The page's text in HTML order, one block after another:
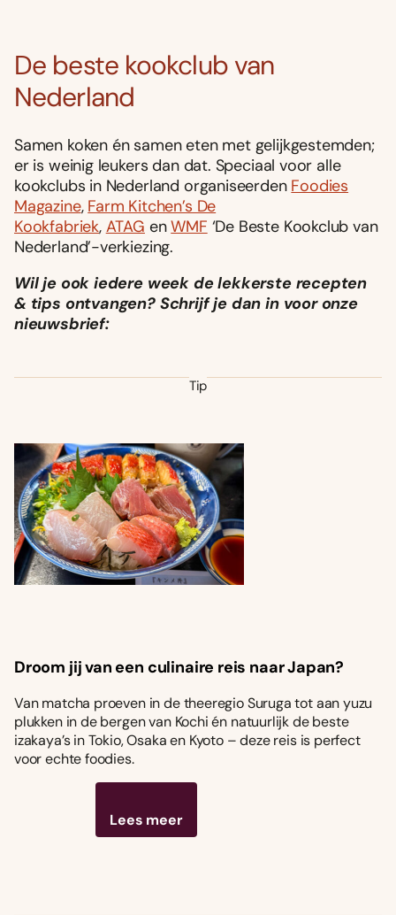
De beste kookclub van
Nederland
Samen koken én samen eten met gelijkgestemden;
er is weinig leukers dan dat. Speciaal voor alle
kookclubs in Nederland organiseerden Foodies
Magazine, Farm Kitchen’s De
Kookfabriek, ATAG enWMF ‘De Beste Kookclub van
Nederland’-verkiezing.
Wil je ook iedere week de lekkerste recepten
& tips ontvangen? Schrijf je dan in voor onze
nieuwsbrief:
Tip
Droom jij van een culinaire reis naar Japan?
Van matcha proeven in de theeregio Suruga tot aan yuzu
plukken in de bergen van Kochi én natuurlijk de beste
izakaya’s in Tokio, Osaka en Kyoto – deze reis is perfect
voor echte foodies.
Lees meer